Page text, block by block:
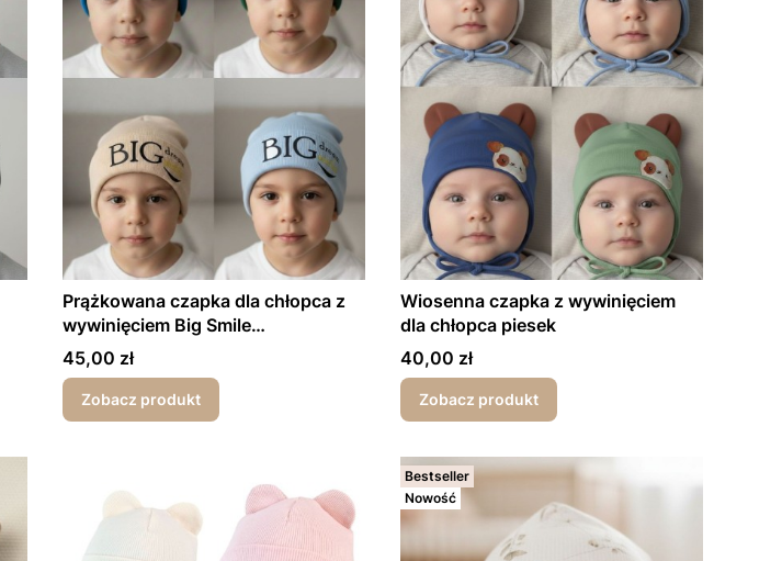
Prążkowana czapka dla chłopca z
wywinięciem Big Smile
wiosna/jesień
Cena
45,00 zł
Zobacz produkt
Wiosenna czapka z wywinięciem
dla chłopca piesek
Cena
40,00 zł
Zobacz produkt
Bestseller
Nowość